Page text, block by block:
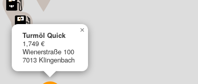
Turmöl Quick
1,749 €
Wienerstraße 100
7013 Klingenbach
×